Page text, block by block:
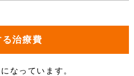
治療費
なっています。